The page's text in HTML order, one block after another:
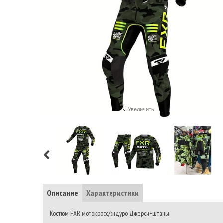
Увеличить
Описание Характеристики
Костюм FXR мотокросс/эндуро Джерси+штаны